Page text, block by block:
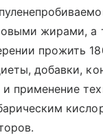
жирами, а
прожить
добавки,
применение